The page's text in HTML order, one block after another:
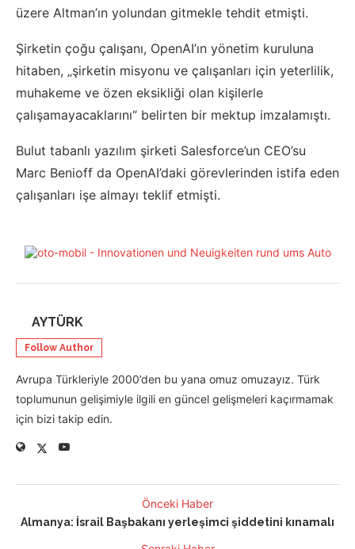
üzere Altman’ın yolundan gitmekle tehdit etmişti.
Şirketin çoğu çalışanı, OpenAI’ın yönetim kuruluna
hitaben, „şirketin misyonu ve çalışanları için yeterlilik,
muhakeme ve özen eksikliği olan kişilerle
çalışamayacaklarını“ belirten bir mektup imzalamıştı.
Bulut tabanlı yazılım şirketi Salesforce’un CEO’su
Marc Benioff da OpenAI’daki görevlerinden istifa eden
çalışanları işe almayı teklif etmişti.
AYTÜRK
Follow Author
Avrupa Türkleriyle 2000’den bu yana omuz omuzayız. Türk
toplumunun gelişimiyle ilgili en güncel gelişmeleri kaçırmamak
için bizi takip edin.
Önceki Haber
Almanya: İsrail Başbakanı yerleşimci şiddetini kınamalı